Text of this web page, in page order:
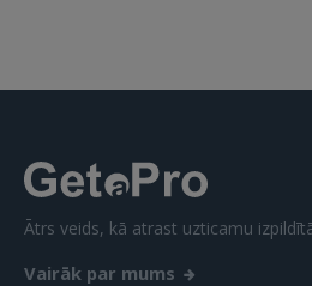
 Sign in with
Ātrs veids, kā atrast uzticamu
Vairāk par mums